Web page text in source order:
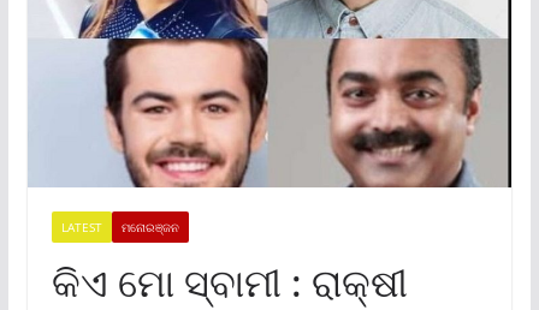
LATEST ମନୋରଞ୍ଜନ
କିଏ ମୋ ସ୍ବାମୀ : ରାକ୍ଷୀ